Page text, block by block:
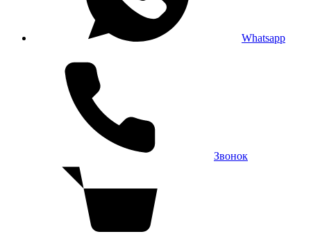
Whatsapp
Звонок